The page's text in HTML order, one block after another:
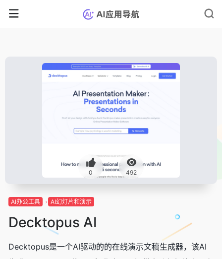
0 492
AI办公工具 AI幻灯片和演示
Decktopus AI
Decktopus是一个AI驱动的的在线演示文稿生成器，该AI